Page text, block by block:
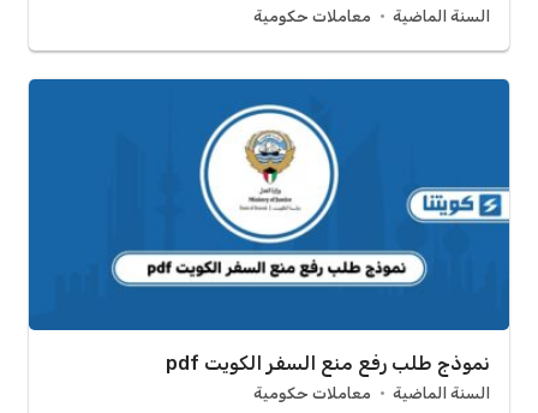
السنة الماضية معاملات حكومية
نموذج طلب رفع منع السفر الكويت pdf
السنة الماضية معاملات حكومية